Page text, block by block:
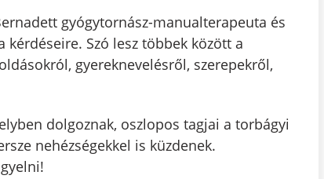
gyógytornász-manualterapeuta és
kérdéseire. Szó lesz többek között a
gyereknevelésről, szerepekről,
dolgoznak, oszlopos tagjai a torbágyi
nehézségekkel is küzdenek.